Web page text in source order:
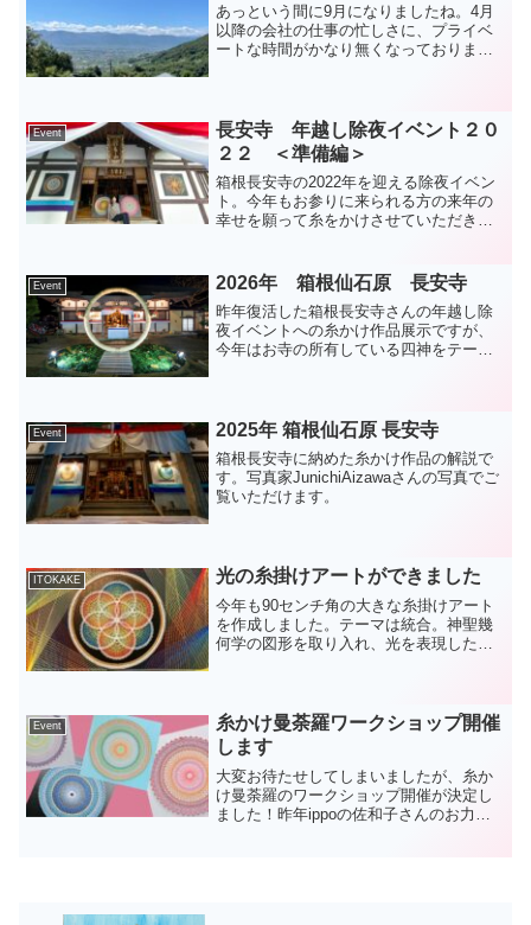
あっという間に9月になりましたね。4月
以降の会社の仕事の忙しさに、プライベ
ートな時間がかなり無くなっておりまし
じだったものの、今年は...
Event
長安寺 年越し除夜イベント２０
２２ ＜準備編＞
箱根長安寺の2022年を迎える除夜イベン
ト。今年もお参りに来られる方の来年の
幸せを願って糸をかけさせていただきま
Event 2026年 箱根仙石原 長安寺
昨年復活した箱根長安寺さんの年越し除
夜イベントへの糸かけ作品展示ですが、
今年はお寺の所有している四神をテーマ
作品をつくってみようかと...
Event 2025年 箱根仙石原 長安寺
箱根長安寺に納めた糸かけ作品の解説で
す。写真家JunichiAizawaさんの写真でご
覧いただけます。
ITOKAKE 光の糸掛けアートができました
今年も90センチ角の大きな糸掛けアート
を作成しました。テーマは統合。神聖幾
何学の図形を取り入れ、光を表現した糸
Event
糸かけ曼荼羅ワークショップ開催
します
大変お待たせしてしまいましたが、糸か
け曼荼羅のワークショップ開催が決定し
ました！昨年ippoの佐和子さんのお力を